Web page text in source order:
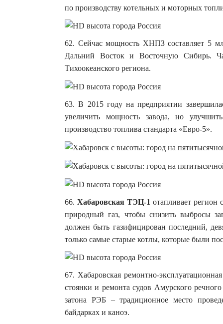
по производству котельных и моторных
62. Сейчас мощность ХНПЗ составляет 5
Дальний Восток и Восточную Сибирь.
Тихоокеанского региона.
63. В 2015 году на предприятии
увеличить мощность завода, но
производство топлива стандарта «Евро-5».
66.Хабаровская ТЭЦ-1 отапливает регион
природный газ, чтобы снизить выбросы
должен быть газифицирован последний,
только самые старые котлы, которые были
67. Хабаровская ремонтно-
стоянки и ремонта судов Амурского
затона РЭБ – традиционное место
байдарках и каноэ.